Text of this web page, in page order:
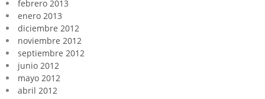
febrero 2013
enero 2013
diciembre 2012
noviembre 2012
septiembre 2012
junio 2012
mayo 2012
abril 2012